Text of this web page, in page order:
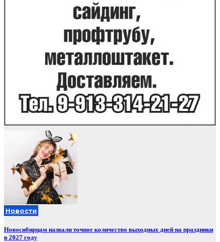
Новости
Новосибирцам назвали точное количество выходных дней на праздники
в 2027 году